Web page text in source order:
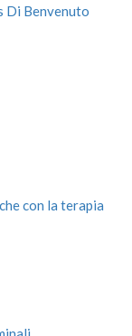
Di Benvenuto
con la terapia